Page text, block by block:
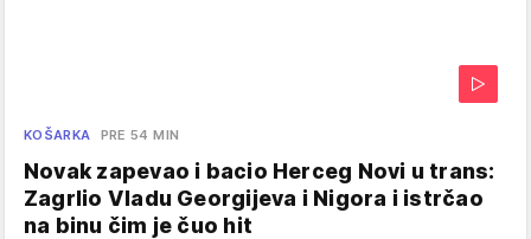
KOŠARKA PRE 54 MIN
Novak zapevao i bacio Herceg Novi u trans:
Zagrlio Vladu Georgijeva i Nigora i istrčao
na binu čim je čuo hit